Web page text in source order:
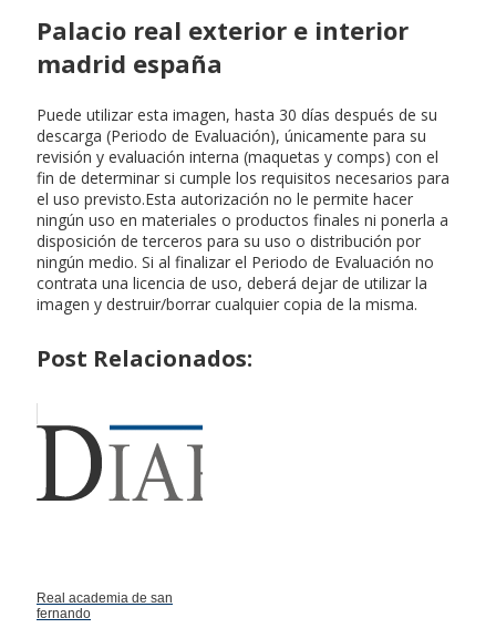
Palacio real exterior e interior
madrid españa
Puede utilizar esta imagen, hasta 30 días después de su
descarga (Periodo de Evaluación), únicamente para su
revisión y evaluación interna (maquetas y comps) con el
fin de determinar si cumple los requisitos necesarios para
el uso previsto.Esta autorización no le permite hacer
ningún uso en materiales o productos finales ni ponerla a
disposición de terceros para su uso o distribución por
ningún medio. Si al finalizar el Periodo de Evaluación no
contrata una licencia de uso, deberá dejar de utilizar la
imagen y destruir/borrar cualquier copia de la misma.
Post Relacionados:
Real academia de san
fernando